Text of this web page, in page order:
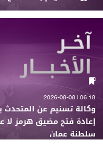
06:18 | 2026-08-08
وكالة تسنيم عن المتحدث
إعادة فتح مضيق هرمز لا
سلطنة عمان